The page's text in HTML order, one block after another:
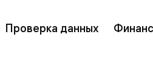
Проверка данных